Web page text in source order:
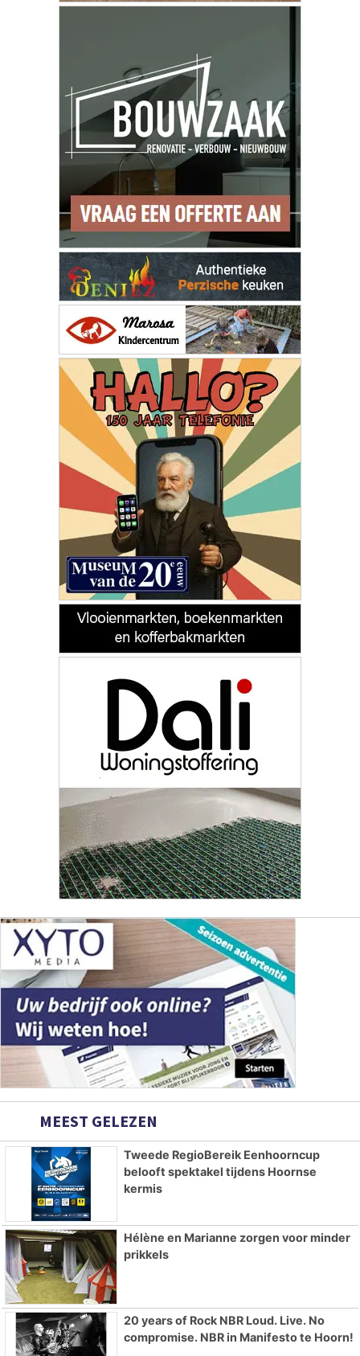
MEEST GELEZEN
Tweede RegioBereik Eenhoorncup
belooft spektakel tijdens Hoornse
kermis
Hélène en Marianne zorgen voor minder
prikkels
20 years of Rock NBR Loud. Live. No
compromise. NBR in Manifesto te Hoorn!